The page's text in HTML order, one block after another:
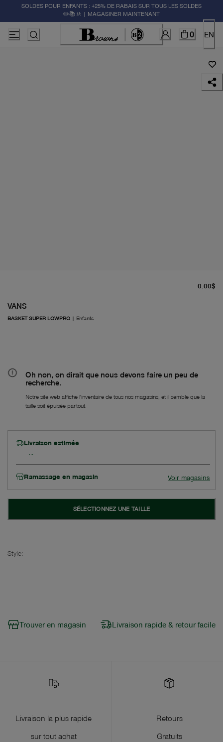
SOLDES POUR ENFANTS : +25% DE RABAIS SUR TOUS LES SOLDES
✏️📚🚸 | MAGASINER MAINTENANT
0 EN
VANS
BASKET SUPER LOWPRO | Enfants
0.00$
Oh non, on dirait que nous devons faire un peu de
recherche.
Notre site web affiche l'inventaire de tous nos magasins, et il semble que la
taille soit épuisée partout.
Livraison estimée
Ramassage en magasin Voir magasins
SÉLECTIONNEZ UNE TAILLE
Style:
Trouver en magasin Livraison rapide & retour facile
Livraison la plus rapide
sur tout achat
Retours
Gratuits